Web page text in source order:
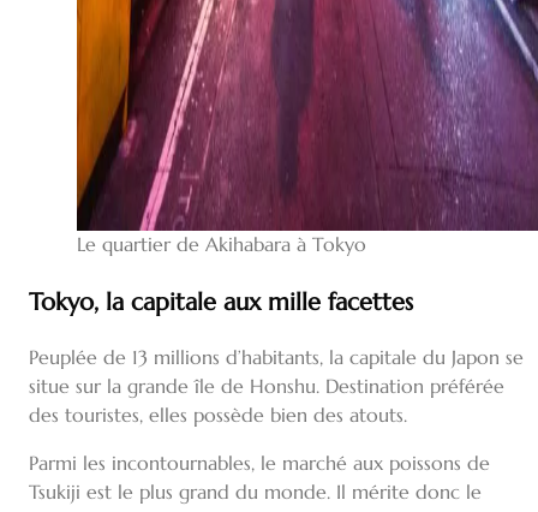
Le quartier de Akihabara à Tokyo
Tokyo, la capitale aux mille facettes
Peuplée de 13 millions d’habitants, la capitale du Japon se
situe sur la grande île de Honshu. Destination préférée
des touristes, elles possède bien des atouts.
Parmi les incontournables, le marché aux poissons de
Tsukiji est le plus grand du monde. Il mérite donc le